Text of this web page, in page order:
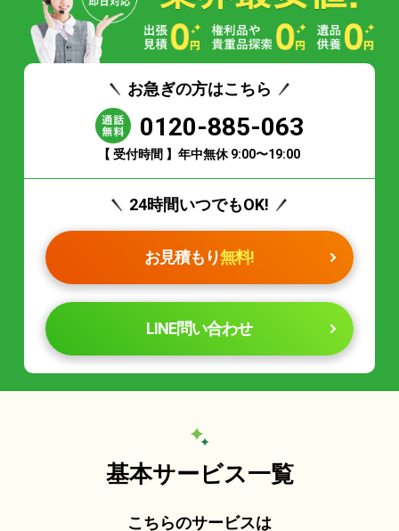
お急ぎの方はこちら
0120-885-063
【 受付時間 】年中無休 9:00〜19:00
24時間いつでもOK!
お見積もり無料!
LINE問い合わせ
基本サービス一覧
こちらのサービスは